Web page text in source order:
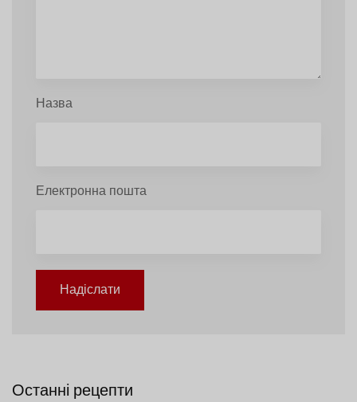
Назва
Електронна пошта
Надіслати
Останні рецепти